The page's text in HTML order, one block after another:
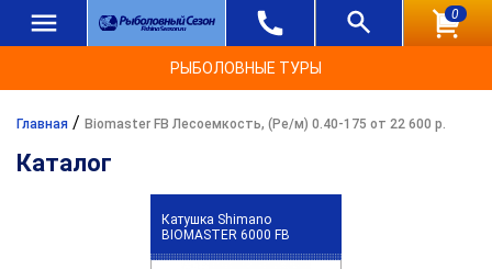
0
РЫБОЛОВНЫЕ ТУРЫ
Главная / Biomaster FB Лесоемкость, (Ре/м) 0.40-175 от 22 600 р.
Каталог
Катушка Shimano
BIOMASTER 6000 FB